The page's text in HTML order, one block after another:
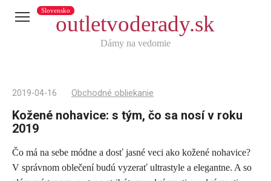
outletvoderady.sk
Slovensko
Dámy na vedomie
2019-04-16 Obchodné obliekanie
Kožené nohavice: s tým, čo sa nosí v roku
2019
Čo má na sebe módne a dosť jasné veci ako kožené nohavice?
V správnom oblečení budú vyzerať ultrastyle a elegantne. A so
Telegram